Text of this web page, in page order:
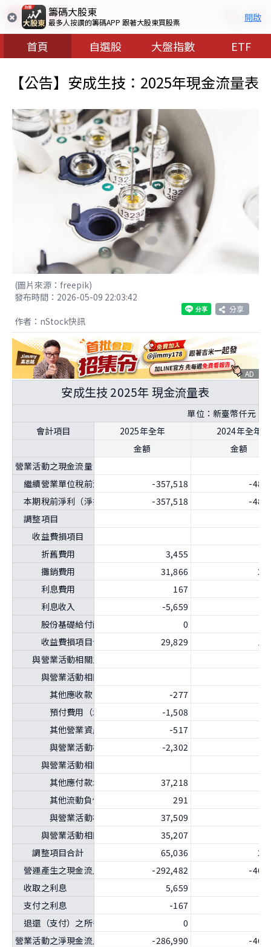
籌碼大股東
最多人按讚的籌碼APP 跟著大股東買股票 開啟
首頁 自選股 大盤指數 ETF
【公告】安成生技：2025年現金流量表
(圖片來源：freepik)
發布時間：2026-05-09 22:03:42
分享
作者：nStock快訊
AD
安成生技 2025年 現金流量表
單位：新臺幣仟元
會計項目
營業活動之現金流量－間接法
繼續營業單位稅前淨利（淨損）
本期稅前淨利（淨損）
調整項目
收益費損項目
折舊費用
攤銷費用
利息費用
利息收入
股份基礎給付酬勞成本
收益費損項目合計
與營業活動相關之資產／負債變動數
與營業活動相關之資產之淨變動
其他應收款（增加）減少
預付費用（增加）減少
其他營業資產（增加）減少
與營業活動相關之資產之淨變動合計
與營業活動相關之負債之淨變動
其他應付款增加（減少）
其他流動負債增加（減少）
與營業活動相關之負債之淨變動合計
與營業活動相關之資產及負債之淨變動合計
調整項目合計
營運產生之現金流入（流出）
收取之利息
支付之利息
退還（支付）之所得稅
營業活動之淨現金流入（流出）
2025年全年
2024年全年
金額
金額
-357,518
-
-357,518
-
3,455
31,866
167
-5,659
0
29,829
-277
-1,508
-517
-2,302
37,218
291
37,509
35,207
65,036
-292,482
-
5,659
-167
0
-286,990
-